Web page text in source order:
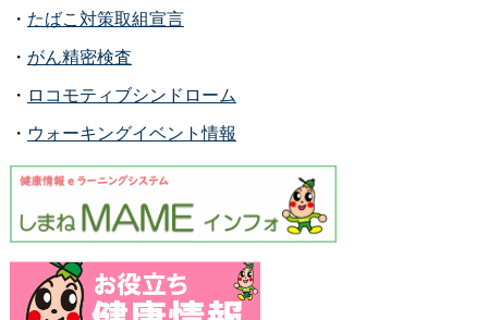
・ たばこ対策取組宣言
・ がん精密検査
・ ロコモティブシンドローム
・ ウォーキングイベント情報